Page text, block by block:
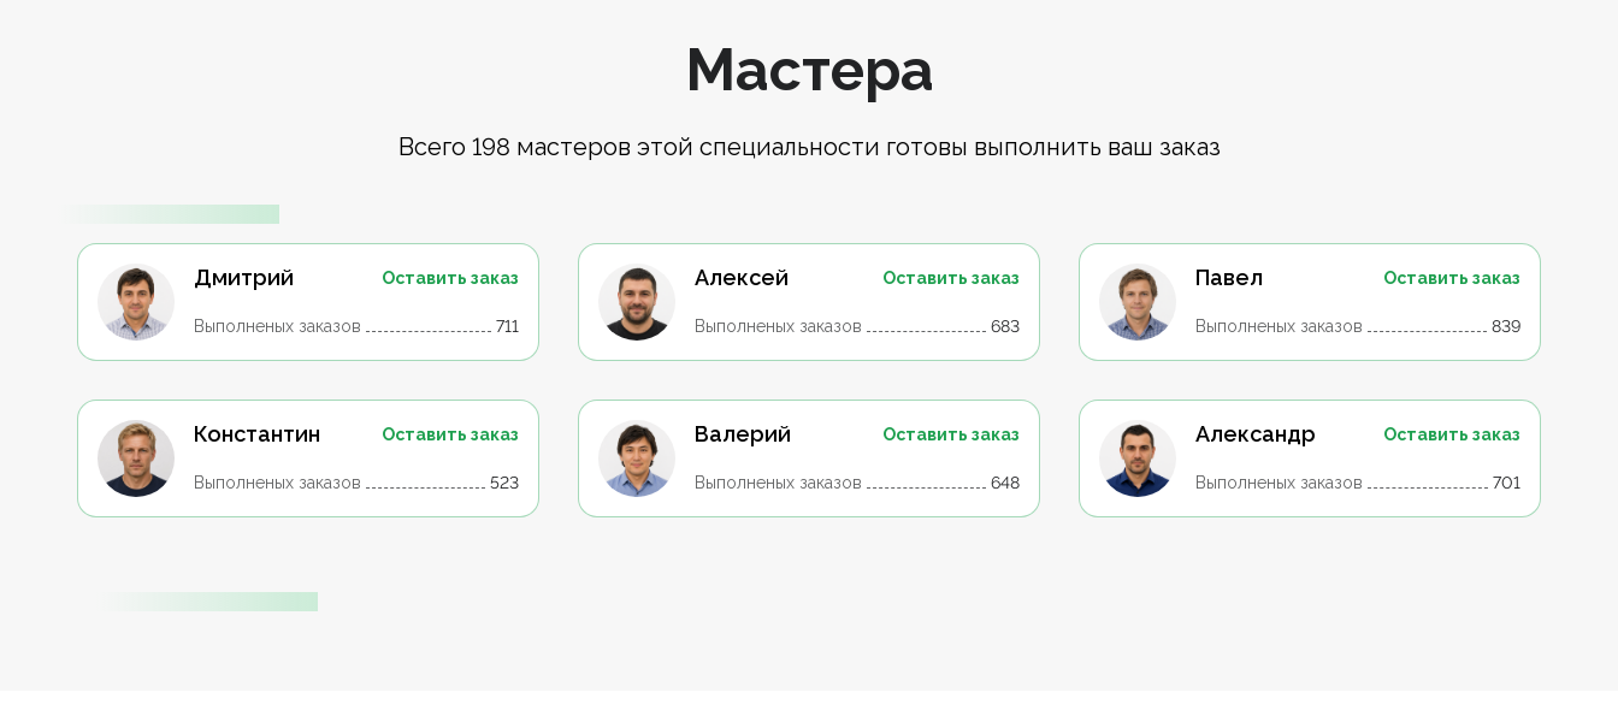
Мастера
Всего 198 мастеров этой специальности готовы выполнить ваш заказ
Дмитрий Оставить заказ
Выполненых заказов 711
Алексей Оставить заказ
Выполненых заказов 683
Павел Оставить заказ
Выполненых заказов 839
Константин Оставить заказ
Выполненых заказов 523
Валерий Оставить заказ
Выполненых заказов 648
Александр Оставить заказ
Выполненых заказов 701